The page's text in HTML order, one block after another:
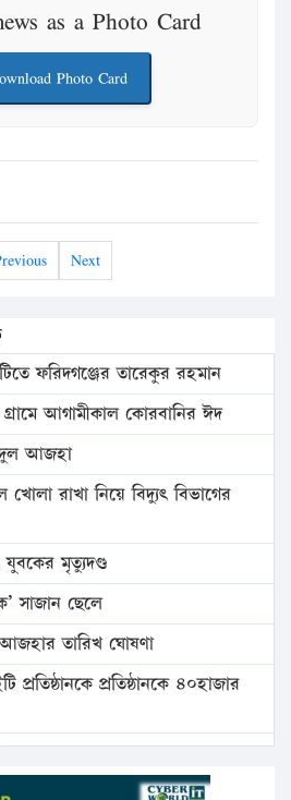
as a Photo Card
Photo Card
Next
ফরিদগঞ্জের তারেকুর রহমান
আগামীকাল কোরবানির ঈদ
আজহা
রাখা নিয়ে বিদ্যুৎ বিভাগের
মৃত্যুদণ্ড
সাজান ছেলে
তারিখ ঘোষণা
প্রতিষ্ঠানকে প্রতিষ্ঠানকে ৪০হাজার
দাম বাড়ানোর প্রস্তাব পিডিবির